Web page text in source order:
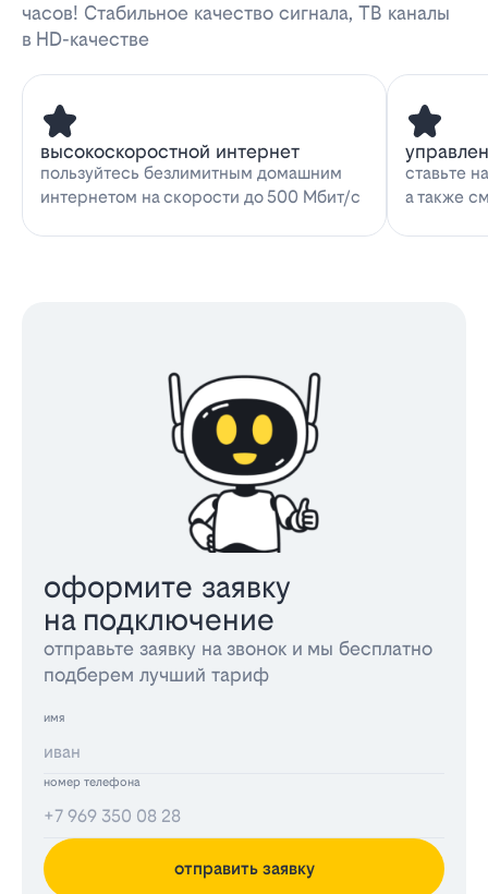
часов! Стабильное качество сигнала, ТВ каналы
в HD-качестве
высокоскоростной интернет
пользуйтесь безлимитным домашним
интернетом на скорости до 500 Мбит/с
ставьте
а также
оформите заявку
на подключение
отправьте заявку на звонок и мы бесплатно
подберем лучший тариф
имя
номер телефона
отправить заявку